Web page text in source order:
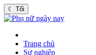
☾ Tối
Trang chủ
Sự nghiệp